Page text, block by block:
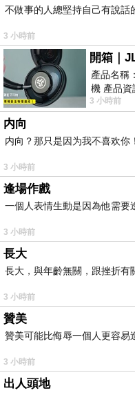
不做事的人總堅持自己有說話
3 小時前
產品名稱
機 產品資
耳機評語
3 小時前
内向
内向？那只是因为我不喜欢你！
3 小時前
逢場作戲
一個人表情生動是因為他需要
3 小時前
長大
長大，與年齡無關，跟挫折有
3 小時前
贊美
贊美可能比侮辱一個人更容易
3 小時前
出人頭地